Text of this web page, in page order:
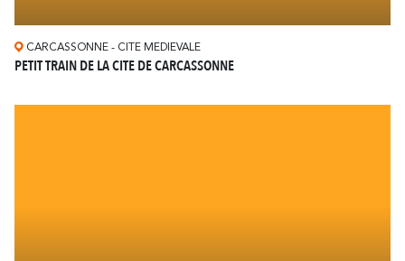
CARCASSONNE - CITE MEDIEVALE
PETIT TRAIN DE LA CITE DE CARCASSONNE